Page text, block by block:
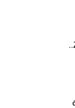
توقعات برج الحوت لشهر يوليو 2026..